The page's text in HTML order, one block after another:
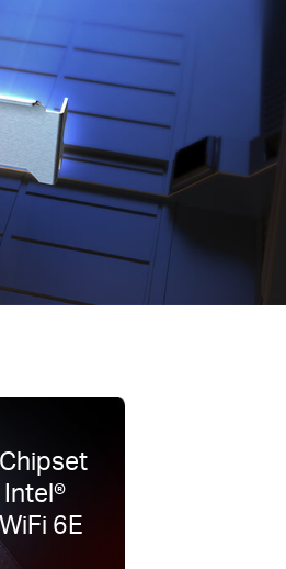
Chipset
Intel®
WiFi 6E